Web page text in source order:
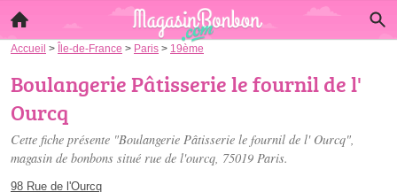
Accueil > Île-de-France > Paris > 19ème
Boulangerie Pâtisserie le fournil de l'
Ourcq
Cette fiche présente "Boulangerie Pâtisserie le fournil de l' Ourcq",
magasin de bonbons situé rue de l'ourcq, 75019 Paris.
98 Rue de l'Ourcq